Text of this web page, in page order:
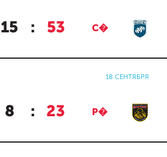
15 : 53 С�
18 СЕНТЯБРЯ
8 : 23 Р�